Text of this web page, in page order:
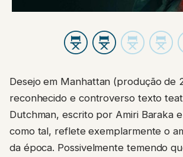
Desejo em Manhattan (produção de
reconhecido e controverso texto
Dutchman, escrito por Amiri Baraka
como tal, reflete exemplarmente o
da época. Possivelmente temendo